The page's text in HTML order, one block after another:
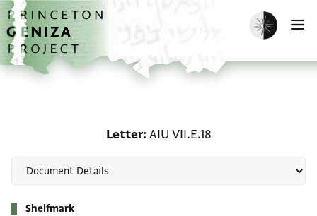
Skip to main content
home
Enable dark
Letter AIU VII.E.18
Shelfmark